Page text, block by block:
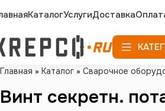
КаталогУслугиДоставка
Главная » Каталог » Сварочное
Винт секретн.